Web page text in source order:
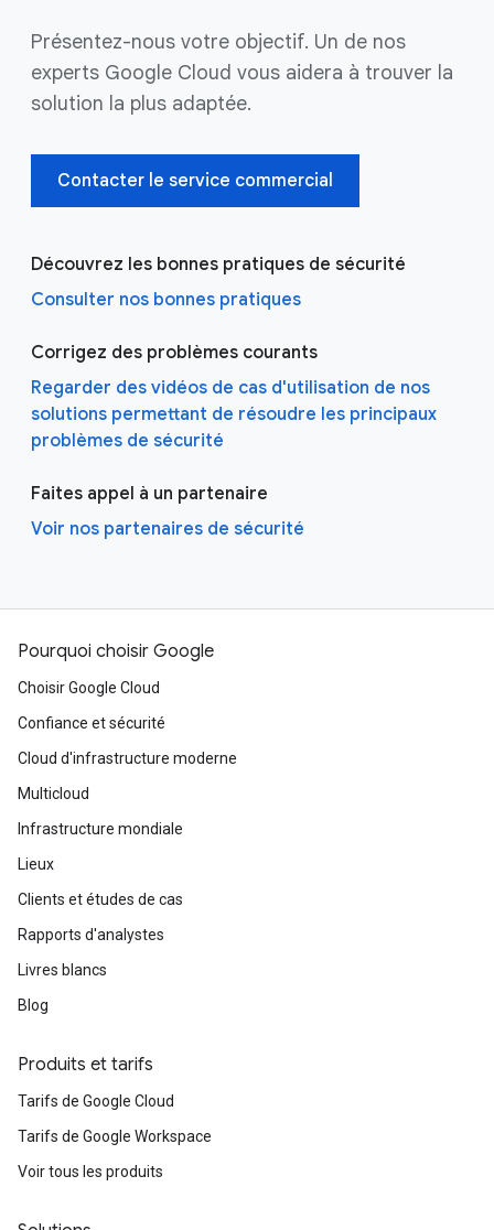
Présentez-nous votre objectif. Un de nos
experts Google Cloud vous aidera à trouver la
solution la plus adaptée.
Contacter le service commercial
Découvrez les bonnes pratiques de sécurité
Consulter nos bonnes pratiques
Corrigez des problèmes courants
Regarder des vidéos de cas d'utilisation de nos
solutions permettant de résoudre les principaux
problèmes de sécurité
Faites appel à un partenaire
Voir nos partenaires de sécurité
Pourquoi choisir Google
Choisir Google Cloud
Confiance et sécurité
Cloud d'infrastructure moderne
Multicloud
Infrastructure mondiale
Lieux
Clients et études de cas
Rapports d'analystes
Livres blancs
Blog
Produits et tarifs
Tarifs de Google Cloud
Tarifs de Google Workspace
Voir tous les produits